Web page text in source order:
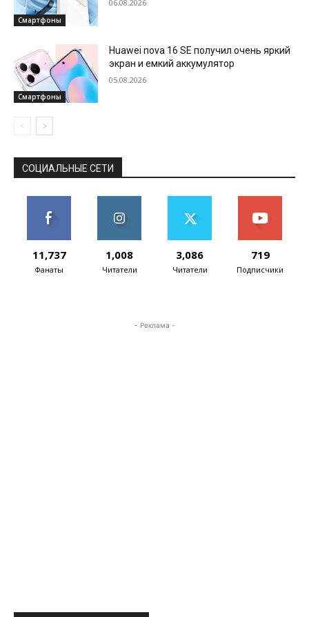
Смартфоны
06.08.2026
Смартфоны
Huawei nova 16 SE получил очень яркий
экран и емкий аккумулятор
05.08.2026
СОЦИАЛЬНЫЕ СЕТИ
11,737
Фанаты
1,008
Читатели
3,086
Читатели
719
Подписчики
- Реклама -